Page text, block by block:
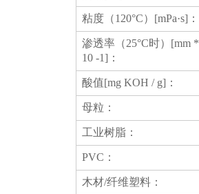
粘度（120°C）[mPa·s]：
渗透率（25°C时）[mm *
10 -1]：
酸值[mg KOH / g]：
母粒：
工业树脂：
PVC：
木材/纤维塑料：